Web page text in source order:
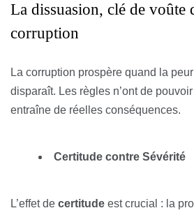
La dissuasion, clé de voûte
corruption
La corruption prospère quand la
disparaît. Les règles n’ont de
entraîne de réelles conséquences.
Certitude contre Sévérité
L’effet de certitude est crucial : la